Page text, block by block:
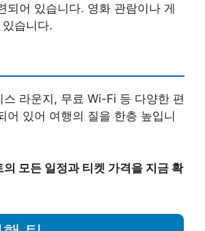
되어 있습니다. 영화 관람이나 게
습니다.
스 라운지, 무료 Wi-Fi 등 다양한 편
어 있어 여행의 질을 한층 높입니
의 모든 일정과 티켓 가격을 지금 확